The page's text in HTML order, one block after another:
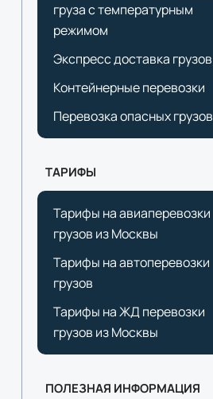
груза с температурным
режимом
Экспресс доставка грузов
Контейнерные перевозки
Перевозка опасных грузов
ТАРИФЫ
Тарифы на авиаперевозки
грузов из Москвы
Тарифы на автоперевозки
грузов
Тарифы на ЖД перевозки
грузов из Москвы
ПОЛЕЗНАЯ ИНФОРМАЦИЯ